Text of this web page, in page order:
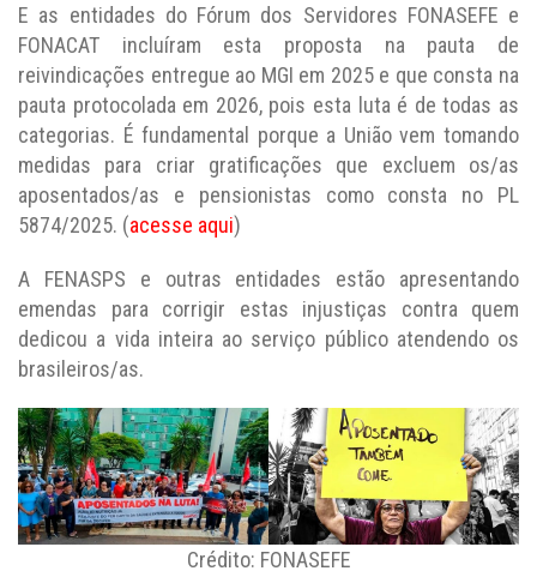
E as entidades do Fórum dos Servidores FONASEFE e
FONACAT incluíram esta proposta na pauta de
reivindicações entregue ao MGI em 2025 e que consta na
pauta protocolada em 2026, pois esta luta é de todas as
categorias. É fundamental porque a União vem tomando
medidas para criar gratificações que excluem os/as
aposentados/as e pensionistas como consta no PL
5874/2025. (acesse aqui)
A FENASPS e outras entidades estão apresentando
emendas para corrigir estas injustiças contra quem
dedicou a vida inteira ao serviço público atendendo os
brasileiros/as.
Crédito: FONASEFE